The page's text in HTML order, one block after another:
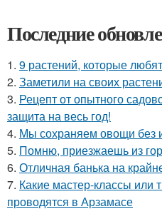
Последние
1. 9 растений, которые
2. Заметили на своих
3. Рецепт от опытного
защита на весь год!
4. Мы сохраняем овощи без
5. Помню, приезжаешь из
6. Отличная банька на
7. Какие мастер-классы или
проводятся в Арзамасе